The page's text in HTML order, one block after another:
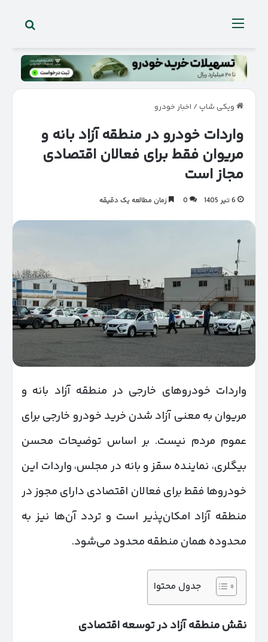
منو
ویکی شاپ/ اخبار خودرو
واردات خودرو در منطقه آزاد بانه و
مریوان فقط برای فعالان اقتصادی
مجاز است
6 تیر 1405 0 زمان مطالعه یک دقیقه
واردات خودروهای خارجی در منطقه آزاد بانه و
مریوان به معنی آزاد شدن خرید خودرو خارجی برای
عموم مردم نیست. بر اساس توضیحات محسن
بیگلری، نماینده سقز و بانه در مجلس، واردات این
خودروها فقط برای فعالان اقتصادی دارای مجوز در
منطقه آزاد امکان‌پذیر است و تردد آن‌ها نیز به
محدوده همان منطقه محدود می‌شود.
جدول محتوا
نقش منطقه آزاد در توسعه اقتصادی